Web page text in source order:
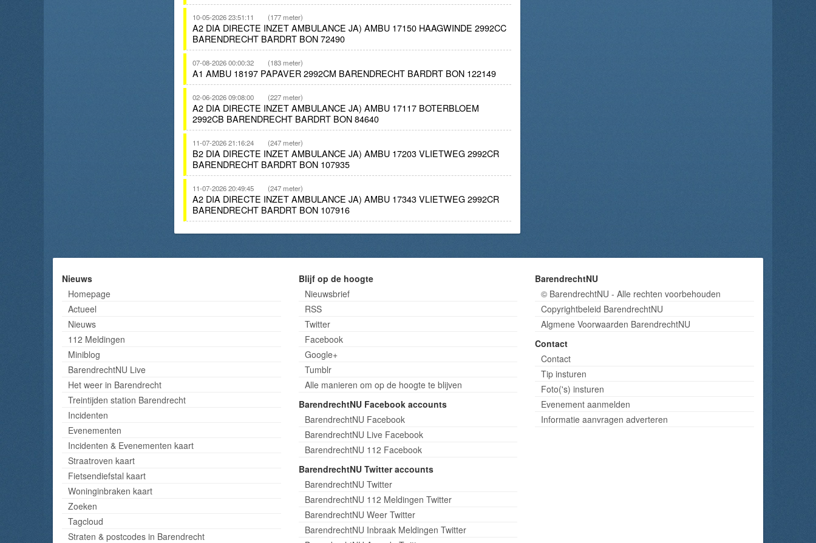
10-05-2026 23:51:11 (177 meter)
A2 DIA DIRECTE INZET AMBULANCE JA) AMBU 17150 HAAGWINDE 2992CC
BARENDRECHT BARDRT BON 72490
07-08-2026 00:00:32 (183 meter)
A1 AMBU 18197 PAPAVER 2992CM BARENDRECHT BARDRT BON 122149
02-06-2026 09:08:00 (227 meter)
A2 DIA DIRECTE INZET AMBULANCE JA) AMBU 17117 BOTERBLOEM
2992CB BARENDRECHT BARDRT BON 84640
11-07-2026 21:16:24 (247 meter)
B2 DIA DIRECTE INZET AMBULANCE JA) AMBU 17203 VLIETWEG 2992CR
BARENDRECHT BARDRT BON 107935
11-07-2026 20:49:45 (247 meter)
A2 DIA DIRECTE INZET AMBULANCE JA) AMBU 17343 VLIETWEG 2992CR
BARENDRECHT BARDRT BON 107916
Nieuws
Homepage
Actueel
Nieuws
112 Meldingen
Miniblog
BarendrechtNU Live
Het weer in Barendrecht
Treintijden station Barendrecht
Incidenten
Evenementen
Incidenten & Evenementen kaart
Straatroven kaart
Fietsendiefstal kaart
Woninginbraken kaart
Zoeken
Tagcloud
Straten & postcodes in Barendrecht
Blijf op de hoogte
Nieuwsbrief
RSS
Twitter
Facebook
Google+
Tumblr
Alle manieren om op de hoogte te blijven
BarendrechtNU Facebook accounts
BarendrechtNU Facebook
BarendrechtNU Live Facebook
BarendrechtNU 112 Facebook
BarendrechtNU Twitter accounts
BarendrechtNU Twitter
BarendrechtNU 112 Meldingen Twitter
BarendrechtNU Weer Twitter
BarendrechtNU Inbraak Meldingen Twitter
BarendrechtNU
© BarendrechtNU - Alle rechten voorbehouden
Copyrightbeleid BarendrechtNU
Algmene Voorwaarden BarendrechtNU
Contact
Contact
Tip insturen
Foto('s) insturen
Evenement aanmelden
Informatie aanvragen adverteren